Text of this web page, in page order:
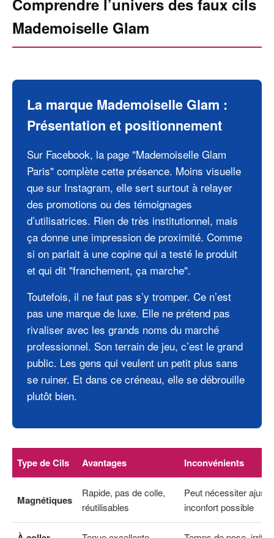
Mademoiselle Glam
La marque Mademoiselle Glam :
Présentation et positionnement
Sur Facebook, la page "Mademoiselle Glam
Paris" complète cette présence. Moins visuelle
que sur Instagram, elle sert surtout à relayer
des promotions ou des témoignages
d’utilisatrices. Rien de très institutionnel, mais
ça donne une impression de proximité. Comme
si on parlait à une copine qui a testé le produit
et qui dit "franchement, ça marche".
Toutefois, il ne faut pas s’y tromper. Ce n’est
pas une marque de luxe. Elle ne prétend pas
rivaliser avec les grands noms du marché
professionnel. Son terrain de jeu, c’est le grand
public. Les gens qui veulent un petit plus sans
se ruiner. Et dans ce créneau, elle se débrouille
plutôt bien.
Type de Cils Avantages Inconvénients
Magnétiques
Rapide, pas de colle,
réutilisables
Peut nécessiter
inconfort possible